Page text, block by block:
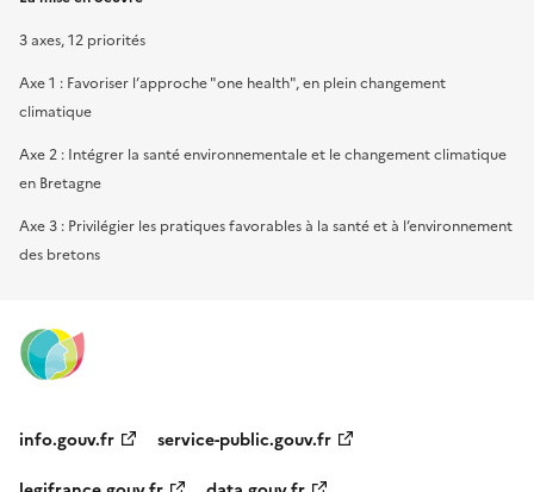
3 axes, 12 priorités
Axe 1 : Favoriser l’approche "one health", en plein changement
climatique
Axe 2 : Intégrer la santé environnementale et le changement climatique
en Bretagne
Axe 3 : Privilégier les pratiques favorables à la santé et à l’environnement
des bretons
info.gouv.fr
service-public.gouv.fr